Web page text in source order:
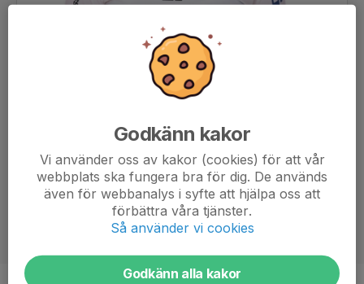
Godkänn kakor
Vi använder oss av kakor (cookies) för att vår
webbplats ska fungera bra för dig. De används
även för webbanalys i syfte att hjälpa oss att
förbättra våra tjänster.
Så använder vi cookies
Godkänn alla kakor